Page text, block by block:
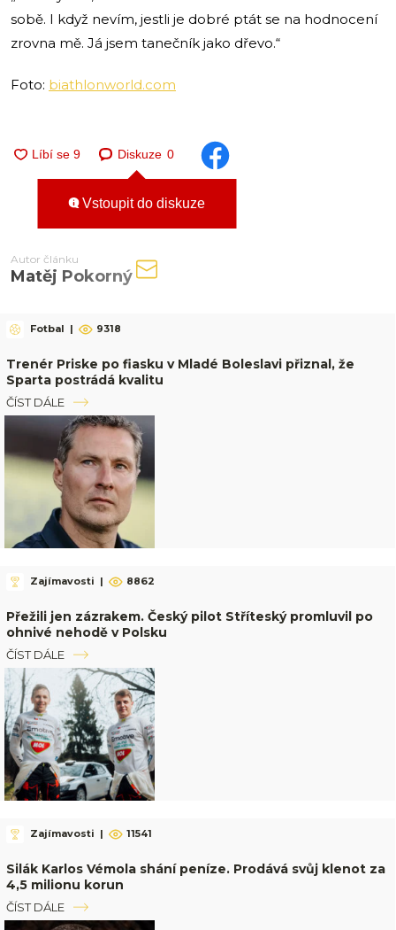
sobě. I když nevím, jestli je dobré ptát se na hodnocení
zrovna mě. Já jsem tanečník jako dřevo.“
Foto: biathlonworld.com
Diskuze 0
Vstoupit do diskuze
Autor článku
Matěj Pokorný
Fotbal | 9318
Trenér Priske po fiasku v Mladé Boleslavi přiznal, že
Sparta postrádá kvalitu
ČÍST DÁLE
Zajímavosti | 8862
Přežili jen zázrakem. Český pilot Stříteský promluvil po
ohnivé nehodě v Polsku
ČÍST DÁLE
Zajímavosti | 11541
Silák Karlos Vémola shání peníze. Prodává svůj klenot za
4,5 milionu korun
ČÍST DÁLE